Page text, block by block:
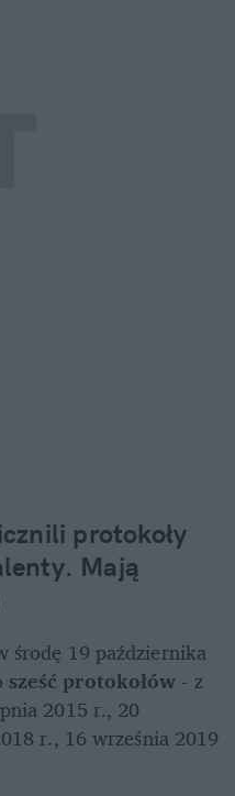
protokoły
Mają
środę 19 października
sześć protokołów - z
2015 r., 20
r., 16 września 2019